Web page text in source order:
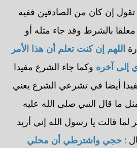
إن كان من الصادقين ففيه
بالشرط وقد جاء مثله أو
اللهم إن كنت تعلم أن هذا الأمر
إلى آخره وكما جاء الشرع مفيدا
أيضا في تشرعي الشرع يعني
ما قال النبي صلى الله عليه
لما قالت يا رسول الله إني أريد
: حجي واشترطي أن محلي